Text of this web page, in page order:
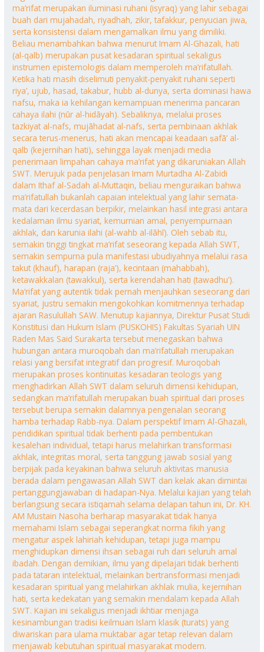
ma’rifat merupakan iluminasi ruhani (isyraq) yang lahir sebagai
buah dari mujahadah, riyadhah, zikir, tafakkur, penyucian jiwa,
serta konsistensi dalam mengamalkan ilmu yang dimiliki.
Beliau menambahkan bahwa menurut Imam Al-Ghazali, hati
(al-qalb) merupakan pusat kesadaran spiritual sekaligus
instrumen epistemologis dalam memperoleh ma’rifatullah.
Ketika hati masih diselimuti penyakit-penyakit ruhani seperti
riya’, ujub, hasad, takabur, hubb al-dunya, serta dominasi hawa
nafsu, maka ia kehilangan kemampuan menerima pancaran
cahaya ilahi (nūr al-hidāyah). Sebaliknya, melalui proses
tazkiyat al-nafs, mujāhadat al-nafs, serta pembinaan akhlak
secara terus-menerus, hati akan mencapai keadaan ṣafā’ al-
qalb (kejernihan hati), sehingga layak menjadi media
penerimaan limpahan cahaya ma’rifat yang dikaruniakan Allah
SWT. Merujuk pada penjelasan Imam Murtadha Al-Zabidi
dalam Ithaf al-Sadah al-Muttaqin, beliau menguraikan bahwa
ma’rifatullah bukanlah capaian intelektual yang lahir semata-
mata dari kecerdasan berpikir, melainkan hasil integrasi antara
kedalaman ilmu syariat, kemurnian amal, penyempurnaan
akhlak, dan karunia ilahi (al-wahb al-ilāhī). Oleh sebab itu,
semakin tinggi tingkat ma’rifat seseorang kepada Allah SWT,
semakin sempurna pula manifestasi ubudiyahnya melalui rasa
takut (khauf), harapan (raja’), kecintaan (mahabbah),
ketawakkalan (tawakkul), serta kerendahan hati (tawadhu’).
Ma’rifat yang autentik tidak pernah menjauhkan seseorang dari
syariat, justru semakin mengokohkan komitmennya terhadap
ajaran Rasulullah SAW. Menutup kajiannya, Direktur Pusat Studi
Konstitusi dan Hukum Islam (PUSKOHIS) Fakultas Syariah UIN
Raden Mas Said Surakarta tersebut menegaskan bahwa
hubungan antara muroqobah dan ma’rifatullah merupakan
relasi yang bersifat integratif dan progresif. Muroqobah
merupakan proses kontinuitas kesadaran teologis yang
menghadirkan Allah SWT dalam seluruh dimensi kehidupan,
sedangkan ma’rifatullah merupakan buah spiritual dari proses
tersebut berupa semakin dalamnya pengenalan seorang
hamba terhadap Rabb-nya. Dalam perspektif Imam Al-Ghazali,
pendidikan spiritual tidak berhenti pada pembentukan
kesalehan individual, tetapi harus melahirkan transformasi
akhlak, integritas moral, serta tanggung jawab sosial yang
berpijak pada keyakinan bahwa seluruh aktivitas manusia
berada dalam pengawasan Allah SWT dan kelak akan dimintai
pertanggungjawaban di hadapan-Nya. Melalui kajian yang telah
berlangsung secara istiqamah selama delapan tahun ini, Dr. KH.
AM Mustain Nasoha berharap masyarakat tidak hanya
memahami Islam sebagai seperangkat norma fikih yang
mengatur aspek lahiriah kehidupan, tetapi juga mampu
menghidupkan dimensi ihsan sebagai ruh dari seluruh amal
ibadah. Dengan demikian, ilmu yang dipelajari tidak berhenti
pada tataran intelektual, melainkan bertransformasi menjadi
kesadaran spiritual yang melahirkan akhlak mulia, kejernihan
hati, serta kedekatan yang semakin mendalam kepada Allah
SWT. Kajian ini sekaligus menjadi ikhtiar menjaga
kesinambungan tradisi keilmuan Islam klasik (turats) yang
diwariskan para ulama muktabar agar tetap relevan dalam
menjawab kebutuhan spiritual masyarakat modern.